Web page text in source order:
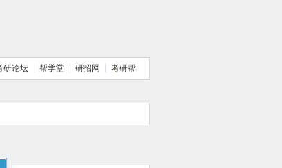
研论坛 帮学堂 研招网 考研帮